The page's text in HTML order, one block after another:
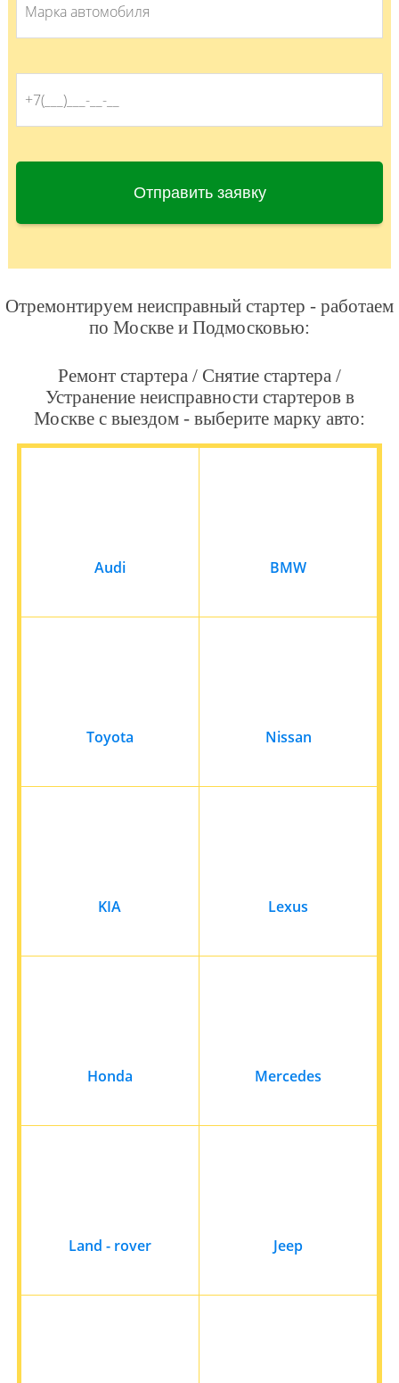
Отправить заявку
Отремонтируем неисправный стартер - работаем
по Москве и Подмосковью:
Ремонт стартера / Снятие стартера /
Устранение неисправности стартеров в
Москве с выездом - выберите марку авто:
Audi BMW
Toyota Nissan
KIA Lexus
Honda Mercedes
Land - rover Jeep